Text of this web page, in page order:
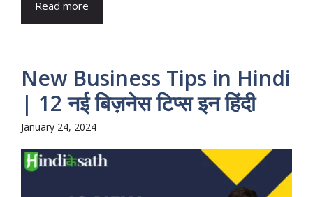
Read more
New Business Tips in Hindi
| 12 नई बिज़नेस टिप्स इन हिंदी
January 24, 2024